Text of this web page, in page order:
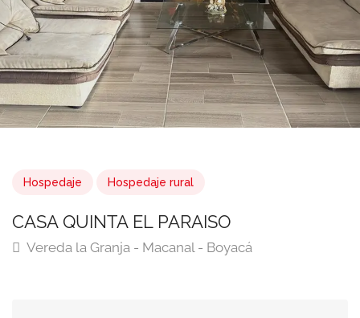
Hospedaje Hospedaje rural
CASA QUINTA EL PARAISO
Vereda la Granja - Macanal - Boyacá